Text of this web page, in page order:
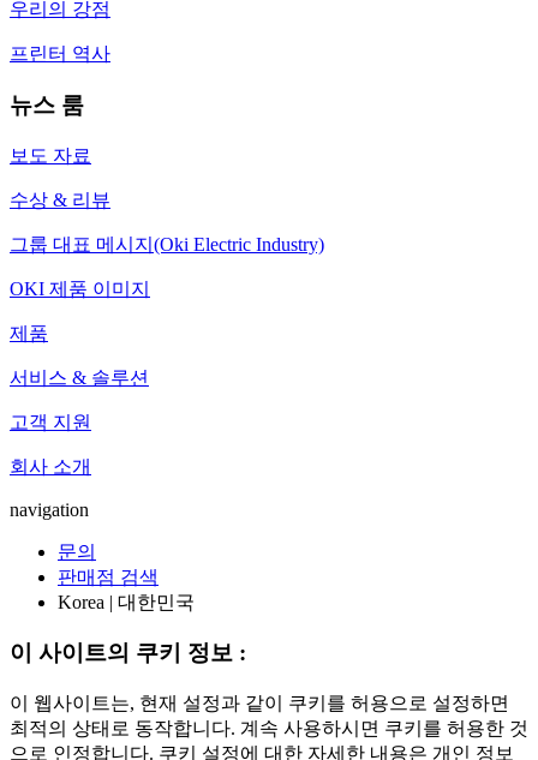
우리의 강점
프린터 역사
뉴스 룸
보도 자료
수상 & 리뷰
그룹 대표 메시지(Oki Electric Industry)
OKI 제품 이미지
제품
서비스 & 솔루션
고객 지원
회사 소개
navigation
문의
판매점 검색
Korea | 대한민국
이 사이트의 쿠키 정보 :
이 웹사이트는, 현재 설정과 같이 쿠키를 허용으로 설정하면
최적의 상태로 동작합니다. 계속 사용하시면 쿠키를 허용한 것
으로 인정합니다. 쿠키 설정에 대한 자세한 내용은 개인 정보